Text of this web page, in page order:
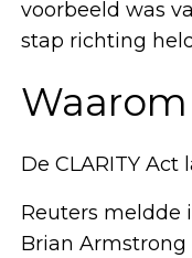
voorbeeld was
stap richting
De CLARITY
Reuters meldde
Brian